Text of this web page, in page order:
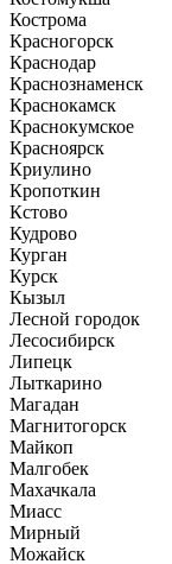
Кострома
Красногорск
Краснодар
Краснознаменск
Краснокамск
Краснокумское
Красноярск
Криулино
Кропоткин
Кстово
Кудрово
Курган
Курск
Кызыл
Лесной городок
Лесосибирск
Липецк
Лыткарино
Магадан
Магнитогорск
Майкоп
Малгобек
Махачкала
Миасс
Мирный
Можайск